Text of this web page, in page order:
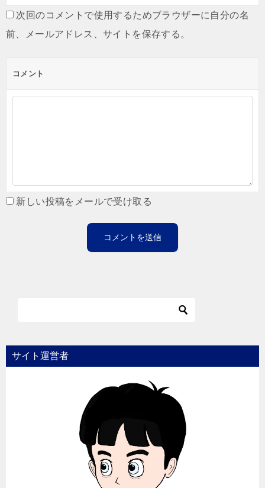
次回のコメントで使用するためブラウザーに自分の名
前、メールアドレス、サイトを保存する。
コメント
新しい投稿をメールで受け取る
サイト運営者